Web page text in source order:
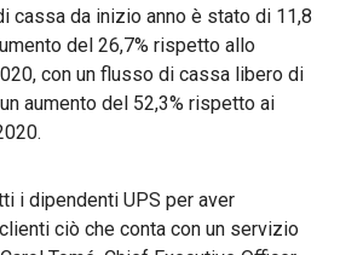
cassa da inizio anno è stato di 11,8
del 26,7% rispetto allo
con un flusso di cassa libero di
aumento del 52,3% rispetto ai
i dipendenti UPS per aver
ciò che conta con un servizio